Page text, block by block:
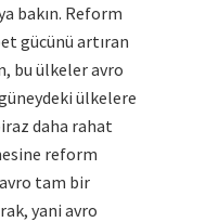
bakın. Reform
gücünü artıran
bu ülkeler avro
ülkelere
daha rahat
reform
tam bir
yani avro